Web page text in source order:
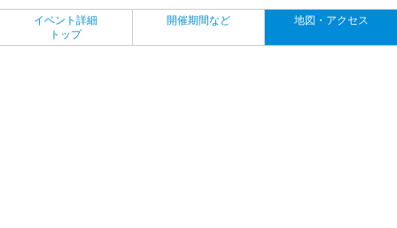
イベント詳細
トップ
開催期間など 地図・アクセス